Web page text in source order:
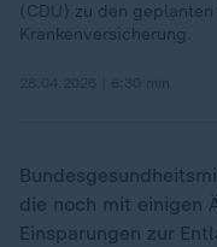
(CDU) zu den
Krankenversicherung.
die noch mit einigen
Einsparungen zur